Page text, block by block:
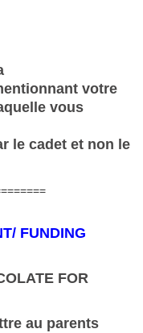
votre
vous
le cadet et non le
FUNDING
FOR
au parents